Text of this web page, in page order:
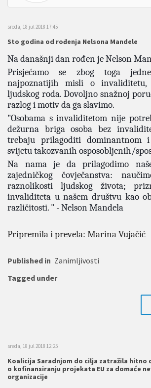
sreda, 18 jul 2018 17:45
Sto godina od rođenja Nelsona Mandele
Na današnji dan rođen je Nelson
Prisjećamo se zbog toga
najpoznatijih misli o
ljudskog roda. Dovoljno snažnoj
razlog i motiv da ga slavimo.
"Osobama s invaliditetom nije
dežurna briga osoba bez
trebaju prilagoditi dominantnom
svijetu takozvanih osposobljenih/
Na nama je da prilagodimo
zajedničkog čovječanstva:
raznolikosti ljudskog života;
invaliditeta u našem društvu kao
različitosti. " - Nelson Mandela
Pripremila i prevela: Marina Vujačić
Published in Zanimljivosti
Tagged under
sreda, 18 jul 2018 12:25
Koalicija Saradnjom do cilja zatražila hitno
o kofinansiranju projekata EU za domaće
organizacije